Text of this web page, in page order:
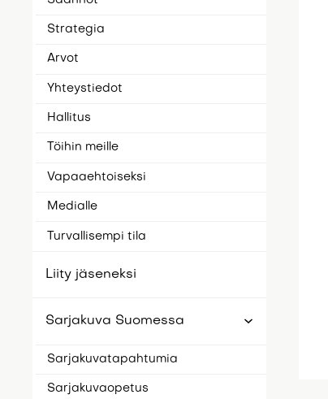
Strategia
Arvot
Yhteystiedot
Hallitus
Töihin meille
Vapaaehtoiseksi
Medialle
Turvallisempi tila
Liity jäseneksi
Sarjakuva Suomessa
Sarjakuvatapahtumia
Sarjakuvaopetus